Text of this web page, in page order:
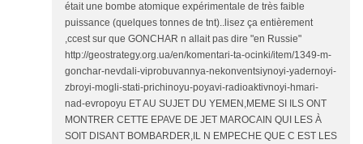
était une bombe atomique expérimentale de très faible
puissance (quelques tonnes de tnt)..lisez ça entièrement
,ccest sur que GONCHAR n allait pas dire "en Russie"
http://geostrategy.org.ua/en/komentari-ta-ocinki/item/1349-m-
gonchar-nevdali-viprobuvannya-nekonventsiynoyi-yadernoyi-
zbroyi-mogli-stati-prichinoyu-poyavi-radioaktivnoyi-hmari-
nad-evropoyu ET AU SUJET DU YEMEN,MEME SI ILS ONT
MONTRER CETTE EPAVE DE JET MAROCAIN QUI LES À
SOIT DISANT BOMBARDER,IL N EMPECHE QUE C EST LES